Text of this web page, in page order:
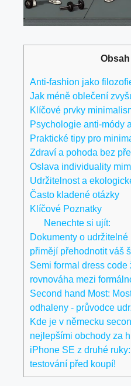
Anti-fashion jako
Jak méně oblečení
Klíčové prvky
Psychologie anti-módy
Praktické tipy pro
Zdraví a pohoda bez
Oslava individuality
Udržitelnost a
Často kladené otázky
Klíčové Poznatky
Nenechte si ujít:
Dokumenty o
přimějí přehodnotit váš
Semi formal dress code
rovnováha mezi
Second hand Most:
odhaleny - průvodce
Kde je v německu
nejlepšími obchody za
iPhone SE z druhé
testování před koupí!